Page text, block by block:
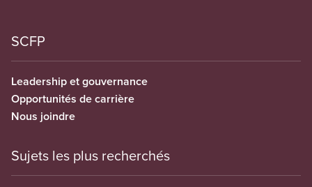
SCFP
Leadership et gouvernance
Opportunités de carrière
Nous joindre
Sujets les plus recherchés